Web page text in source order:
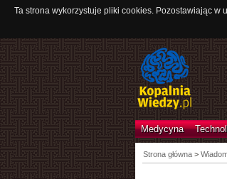
Ta strona wykorzystuje pliki cookies. Pozostawiając
Medycyna
Strona główna>